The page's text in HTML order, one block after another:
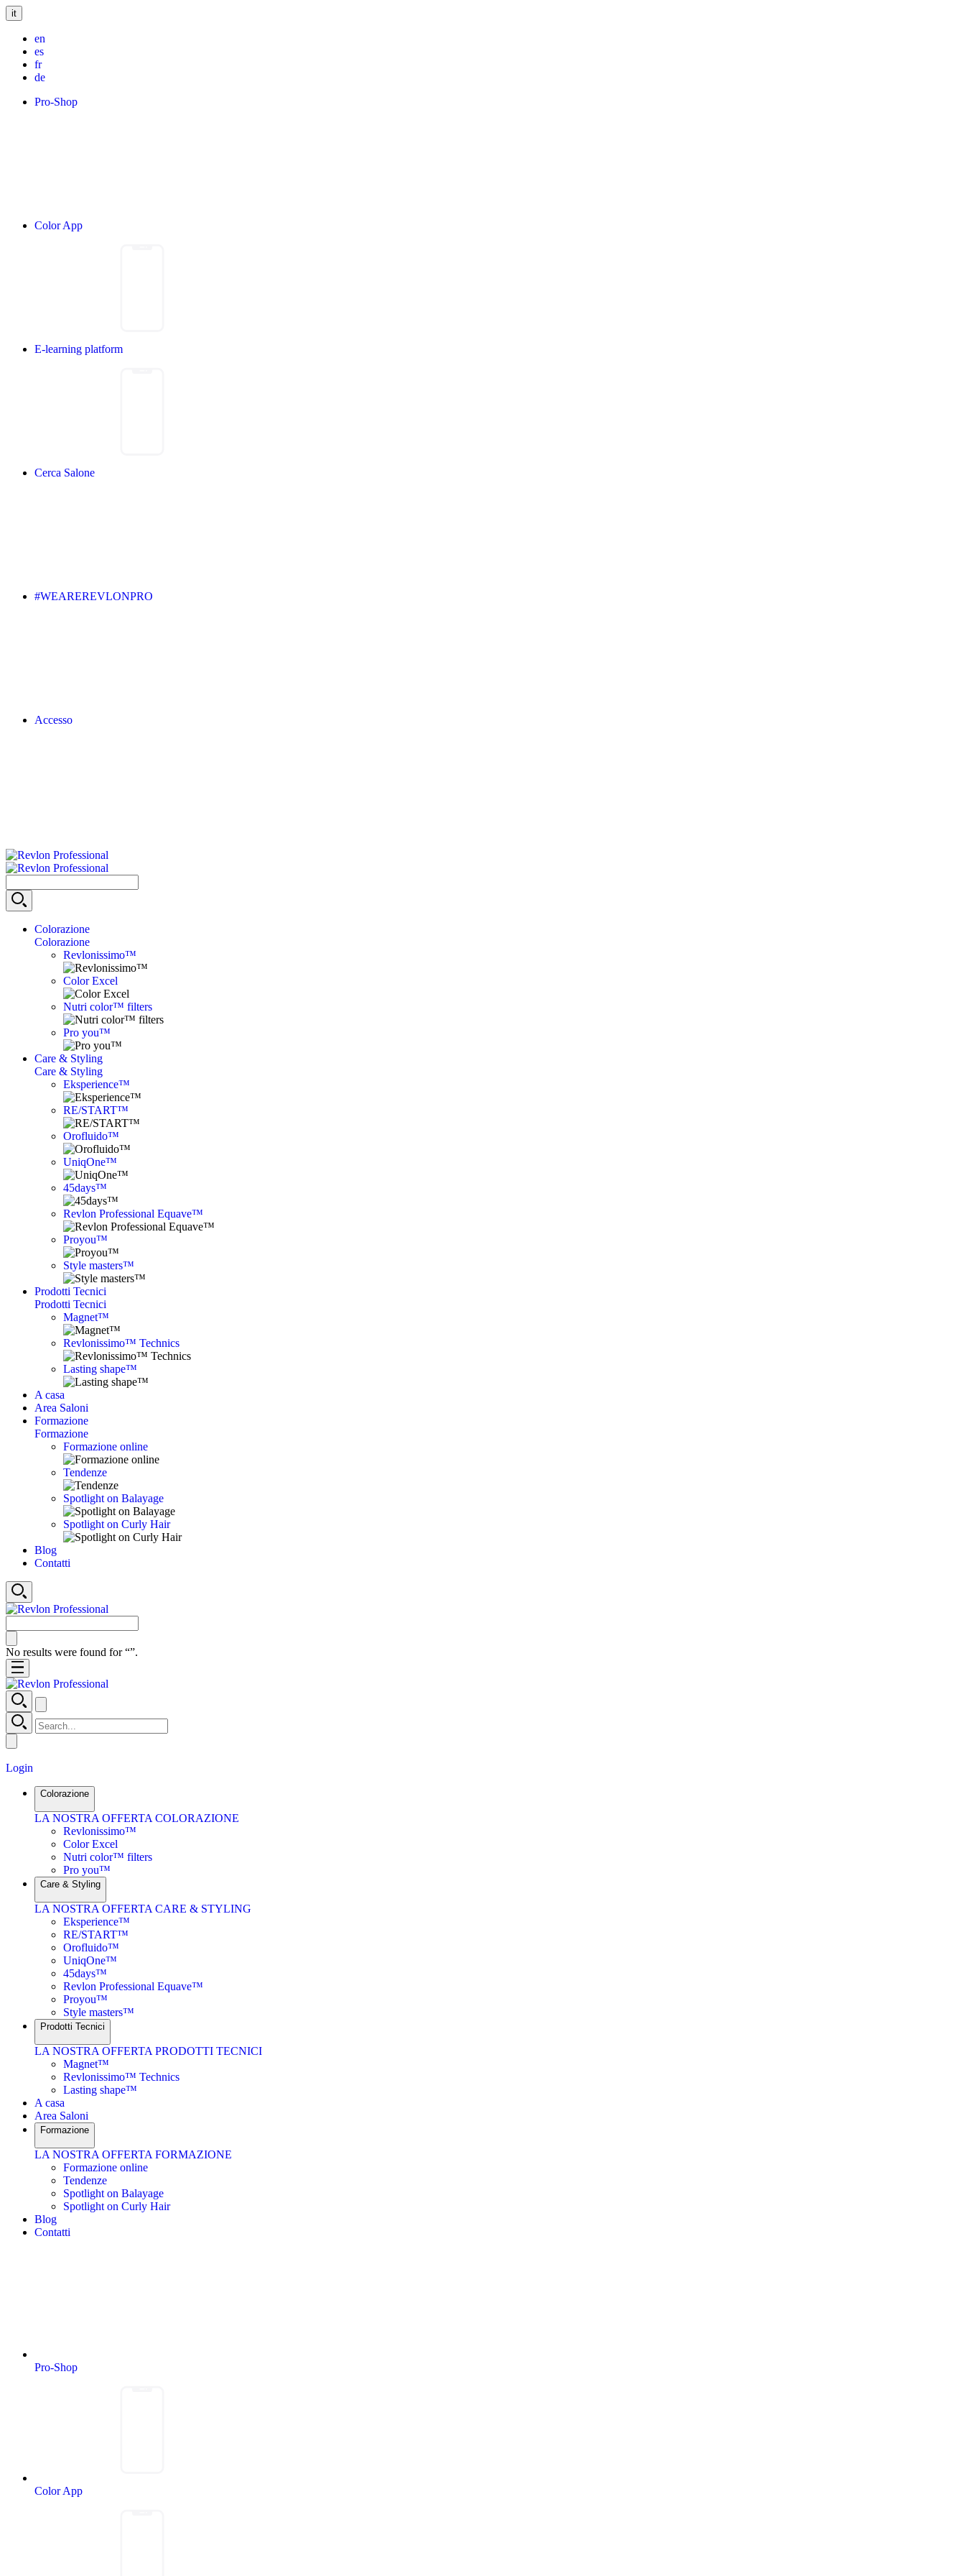
it
en
es
fr
de
Pro-Shop
Color App
E-learning platform
Cerca Salone
#WEAREREVLONPRO
Accesso
Colorazione
Colorazione
Revlonissimo™
Color Excel
Nutri color™ filters
Pro you™
Care & Styling
Care & Styling
Eksperience™
RE/START™
Orofluido™
UniqOne™
45days™
Revlon Professional Equave™
Proyou™
Style masters™
Prodotti Tecnici
Prodotti Tecnici
Magnet™
Revlonissimo™ Technics
Lasting shape™
A casa
Area Saloni
Formazione
Formazione
Formazione online
Tendenze
Spotlight on Balayage
Spotlight on Curly Hair
Blog
Contatti
No results were found for “”.
Login
Colorazione
LA NOSTRA OFFERTA COLORAZIONE
Revlonissimo™
Color Excel
Nutri color™ filters
Pro you™
Care & Styling
LA NOSTRA OFFERTA CARE & STYLING
Eksperience™
RE/START™
Orofluido™
UniqOne™
45days™
Revlon Professional Equave™
Proyou™
Style masters™
Prodotti Tecnici
LA NOSTRA OFFERTA PRODOTTI TECNICI
Magnet™
Revlonissimo™ Technics
Lasting shape™
A casa
Area Saloni
Formazione
LA NOSTRA OFFERTA FORMAZIONE
Formazione online
Tendenze
Spotlight on Balayage
Spotlight on Curly Hair
Blog
Contatti
Pro-Shop
Color App